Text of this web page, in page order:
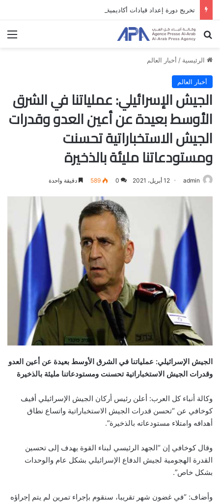
بحث عن
الرئيسية / أخبار العالم
أخبار العالم
الجيش الإسرائيلي: عملياتنا في الشرق
الأوسط بعيدة عن أعين العدو وقدرات
الجيش الاستخباراتية تحسنت
ومستودعاتنا مليئة بالذخيرة
admin 12 أبريل، 2021 0
589 دقيقة واحدة
الجيش الإسرائيلي: عملياتنا في الشرق الأوسط بعيدة عن أعين العدو
وقدرات الجيش الاستخباراتية تحسنت ومستودعاتنا مليئة بالذخيرة
وكالة أنباء كل العرب: أعلن رئيس أركان الجيش الإسرائيلي أفيف
كوخافي عن “تحسن قدرات الجيش الاستخباراتية واتساع نطاق
أهدافه وامتلاء مستودعاته بالذخيرة”.
وقال كوخافي إن “الجهد الرئيسي لبناء القوة يهدف إلى تحسين
القدرة الهجومية لجيش الدفاع الإسرائيلي بشكل عام والوحدات
بشكل خاص”.
وأضاف: “في غضون شهر تقريبا، سنقوم بإجراء تمرين لم يتم إجراؤه